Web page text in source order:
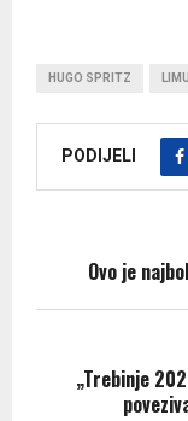
HUGO SPRITZ
PODIJELI
Ovo je
„Trebinje